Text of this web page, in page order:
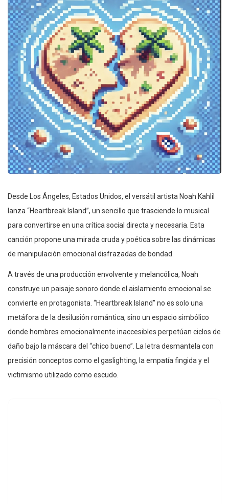
Desde Los Ángeles, Estados Unidos, el versátil artista Noah Kahlil
lanza “Heartbreak Island”, un sencillo que trasciende lo musical
para convertirse en una crítica social directa y necesaria. Esta
canción propone una mirada cruda y poética sobre las dinámicas
de manipulación emocional disfrazadas de bondad.
A través de una producción envolvente y melancólica, Noah
construye un paisaje sonoro donde el aislamiento emocional se
convierte en protagonista. “Heartbreak Island” no es solo una
metáfora de la desilusión romántica, sino un espacio simbólico
donde hombres emocionalmente inaccesibles perpetúan ciclos de
daño bajo la máscara del “chico bueno”. La letra desmantela con
precisión conceptos como el gaslighting, la empatía fingida y el
victimismo utilizado como escudo.